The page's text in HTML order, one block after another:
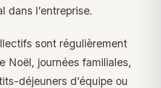
dans l’entreprise.
sont régulièrement
Noël, journées familiales,
déjeuners d’équipe ou